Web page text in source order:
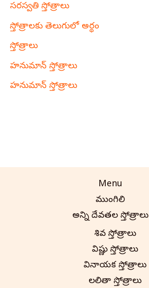
సరస్వతి స్తోత్రాలు
స్తోత్రాలకు తెలుగులో అర్థం
స్తోత్రాలు
హనుమాన్ స్తోత్రాలు
హనుమాన్ స్తోత్రాలు
Menu
ముంగిలి
అన్ని దేవతల స్తోత్రాలు
శివ స్తోత్రాలు
విష్ణు స్తోత్రాలు
వినాయక స్తోత్రాలు
లలితా స్తోత్రాలు